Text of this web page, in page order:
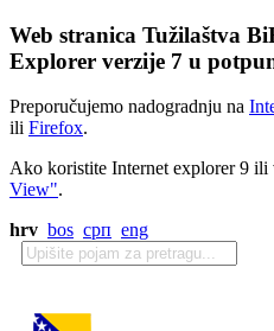
Web stranica Tužilaštva
Explorer verzije 7 u
Preporučujemo nadogradnju na
ili Firefox.
Ako koristite Internet explorer 9 ili
View".
hrv bos срп eng